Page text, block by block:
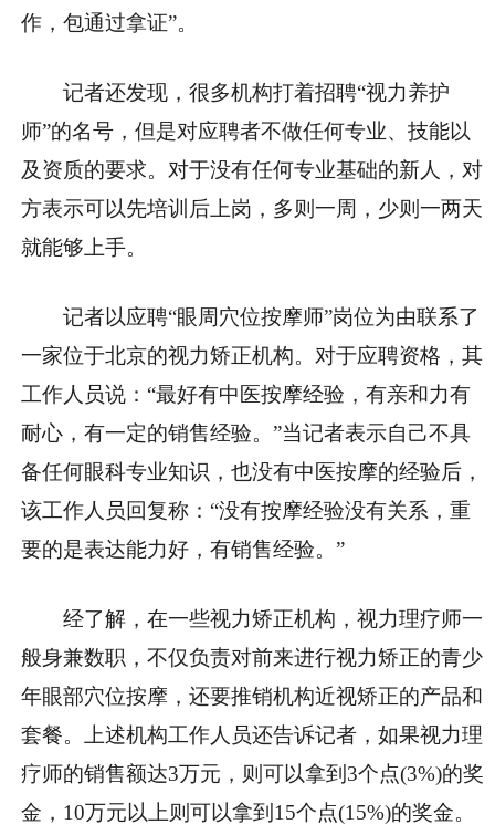
作，包通过拿证”。
记者还发现，很多机构打着招聘“视力养护
师”的名号，但是对应聘者不做任何专业、技能以
及资质的要求。对于没有任何专业基础的新人，对
方表示可以先培训后上岗，多则一周，少则一两天
就能够上手。
记者以应聘“眼周穴位按摩师”岗位为由联系了
一家位于北京的视力矫正机构。对于应聘资格，其
工作人员说：“最好有中医按摩经验，有亲和力有
耐心，有一定的销售经验。”当记者表示自己不具
备任何眼科专业知识，也没有中医按摩的经验后，
该工作人员回复称：“没有按摩经验没有关系，重
要的是表达能力好，有销售经验。”
经了解，在一些视力矫正机构，视力理疗师一
般身兼数职，不仅负责对前来进行视力矫正的青少
年眼部穴位按摩，还要推销机构近视矫正的产品和
套餐。上述机构工作人员还告诉记者，如果视力理
疗师的销售额达3万元，则可以拿到3个点(3%)的奖
金，10万元以上则可以拿到15个点(15%)的奖金。